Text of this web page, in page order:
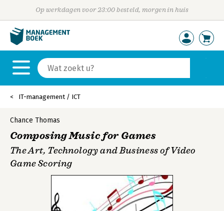
Op werkdagen voor 23:00 besteld, morgen in huis
IT-management / ICT
Chance Thomas
Composing Music for Games
The Art, Technology and Business of Video
Game Scoring